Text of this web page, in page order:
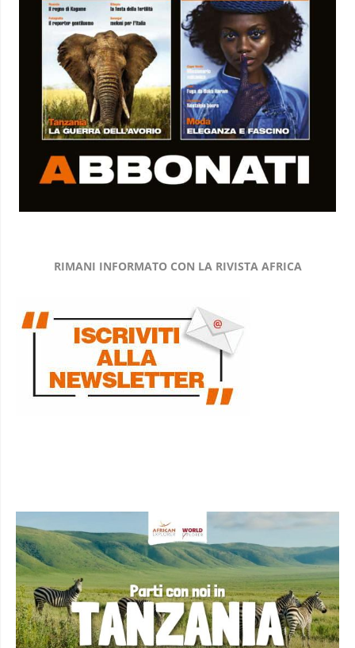
RIMANI INFORMATO CON LA RIVISTA AFRICA